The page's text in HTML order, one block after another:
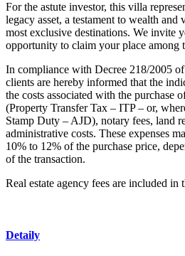
For the astute investor, this villa
legacy asset, a testament to wealth
most exclusive destinations. We invite
opportunity to claim your place among
In compliance with Decree 218/2005
clients are hereby informed that the
the costs associated with the purchase
(Property Transfer Tax – ITP – or,
Stamp Duty – AJD), notary fees, land
administrative costs. ‌These ‌expenses
‌10% ‌to 12% ‌of the ‌purchase price,
of the ‌transaction.
Real ‌estate agency fees ‌are ‌included ‌in
Detaily